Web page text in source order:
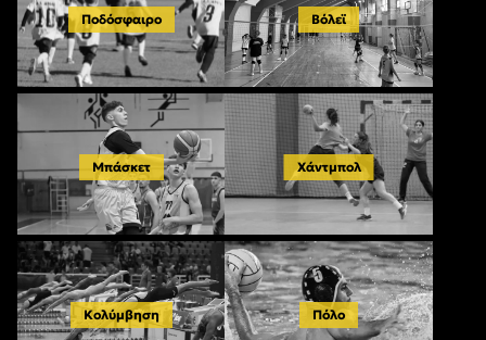
Ποδόσφαιρο Βόλεϊ
Μπάσκετ Χάντμπολ
Κολύμβηση Πόλο